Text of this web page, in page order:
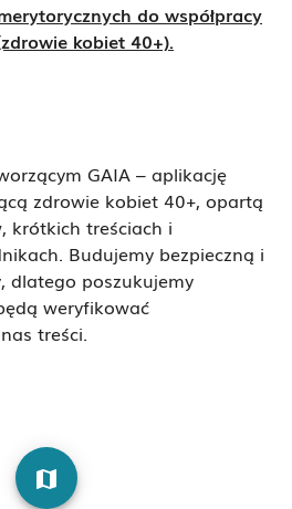
do współpracy
kobiet 40+).
GAIA – aplikację
zdrowie kobiet 40+, opartą
krótkich treściach i
Budujemy bezpieczną i
dlatego poszukujemy
weryfikować
treści.
map